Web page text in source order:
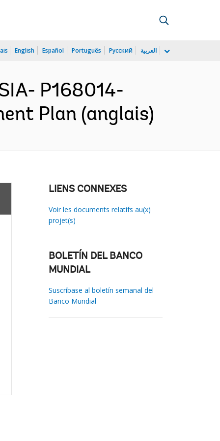
English Español Português Русский العربية
P168014-
Plan (anglais)
LIENS CONNEXES
Voir les documents relatifs au(x)
projet(s)
BOLETÍN DEL BANCO
MUNDIAL
Suscríbase al boletín semanal del
Banco Mundial